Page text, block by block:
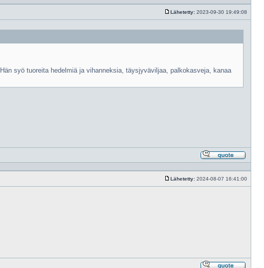
Lähetetty: 2023-09-30 19:49:08
syö tuoreita hedelmiä ja vihanneksia, täysjyväviljaa, palkokasveja, kanaa
Vastaa
Lähetetty: 2024-08-07 16:41:00